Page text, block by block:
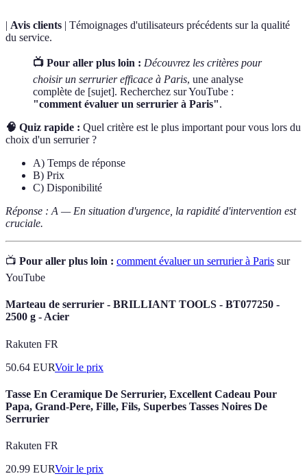
| Avis clients | Témoignages d'utilisateurs précédents sur la qualité
du service.
📺 Pour aller plus loin : Découvrez les critères pour
choisir un serrurier efficace à Paris, une analyse
complète de [sujet]. Recherchez sur YouTube :
"comment évaluer un serrurier à Paris".
🧠 Quiz rapide : Quel critère est le plus important pour vous lors du
choix d'un serrurier ?
A) Temps de réponse
B) Prix
C) Disponibilité
Réponse : A — En situation d'urgence, la rapidité d'intervention est
cruciale.
📺 Pour aller plus loin : comment évaluer un serrurier à Paris sur
YouTube
Marteau de serrurier - BRILLIANT TOOLS - BT077250 -
2500 g - Acier
Rakuten FR
50.64 EURVoir le prix
Tasse En Ceramique De Serrurier, Excellent Cadeau Pour
Papa, Grand-Pere, Fille, Fils, Superbes Tasses Noires De
Serrurier
Rakuten FR
20.99 EURVoir le prix